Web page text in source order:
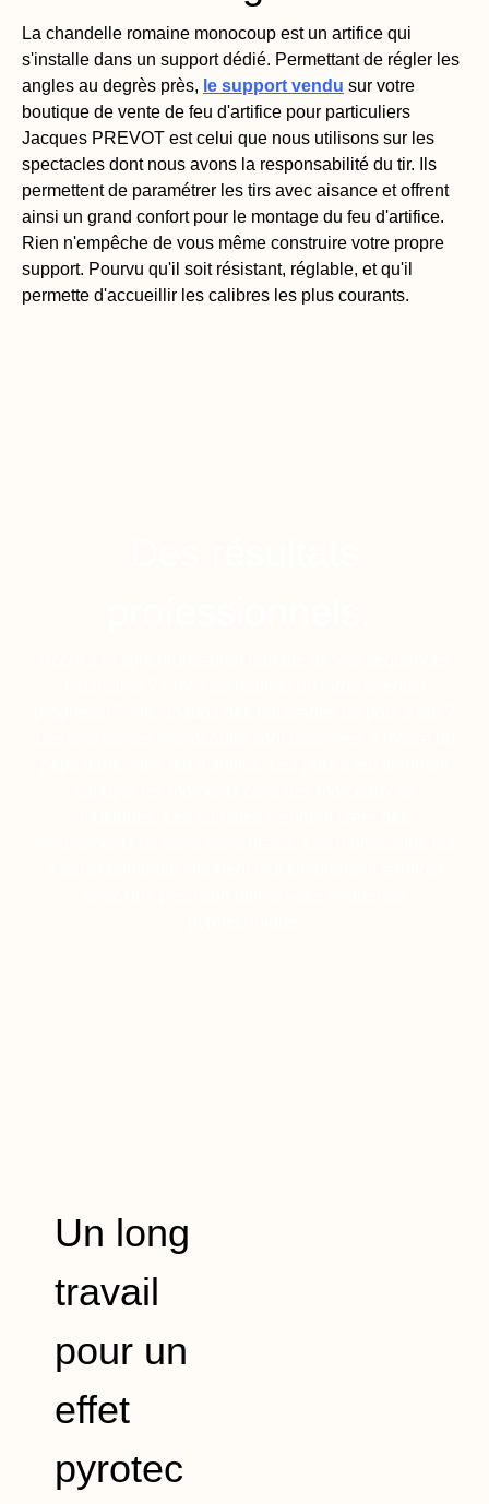
La chandelle romaine monocoup est un artifice qui
s'installe dans un support dédié. Permettant de régler les
angles au degrès près, le support vendu sur votre
boutique de vente de feu d'artifice pour particuliers
Jacques PREVOT est celui que nous utilisons sur les
spectacles dont nous avons la responsabilité du tir. Ils
permettent de paramétrer les tirs avec aisance et offrent
ainsi un grand confort pour le montage du feu d'artifice.
Rien n'empêche de vous même construire votre propre
support. Pourvu qu'il soit résistant, réglable, et qu'il
permette d'accueillir les calibres les plus courants.
Un long
travail
pour un
effet
pyrotec